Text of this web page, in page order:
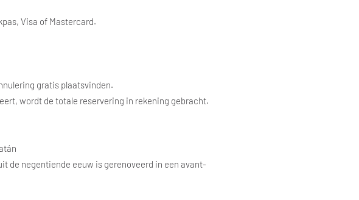
Visa of Mastercard.
gratis plaatsvinden.
wordt de totale reservering in rekening gebracht.
de negentiende eeuw is gerenoveerd in een avant-